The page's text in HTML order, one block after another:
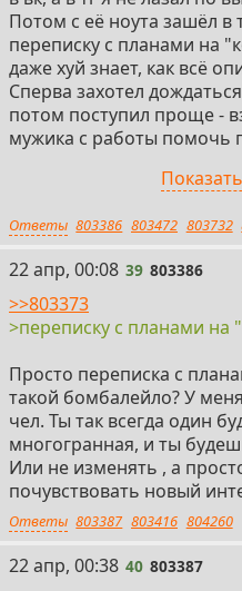
Потом с её ноута зашёл в
переписку с планами на
даже хуй знает, как всё
Сперва захотел
потом поступил проще -
мужика с работы помочь
положил на стол. Снял
заявление по
сыночка-корзиночка хоть
хорошая девкой".
время, периодами хотел
мысленно давал себе по
делал. Нахуя тогда молча
хотелось унынием
учился пожить. В других
лучше будет. Хуй там.
Потом бабки почти
работу искать. Нашёл в
туда, так и обжился
Чё с бывшей было/стало -
знать не хочу ни тогда,
Ответы 803386 803472 803732
39
22 апр, 00:08 39 803386
>>803373
>переписку с планами на
Просто переписка с
такой бомбалейло? У
чел. Ты так всегда один
многогранная, и ты
Или не изменять , а
почувствовать новый
Ответы 803387 803416 804260
40
22 апр, 00:38 40 803387